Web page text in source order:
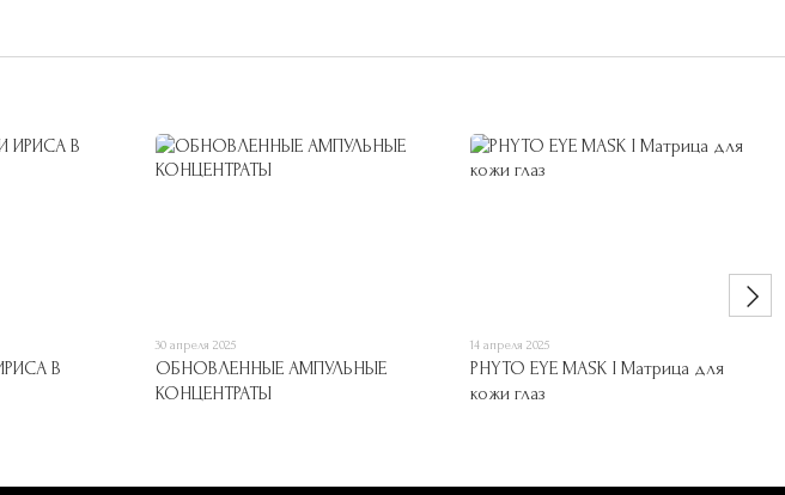
В
30 апреля 2025
ОБНОВЛЕННЫЕ АМПУЛЬНЫЕ
КОНЦЕНТРАТЫ
14 апреля 2025
PHYTO EYE MASK I Матрица для
кожи глаз